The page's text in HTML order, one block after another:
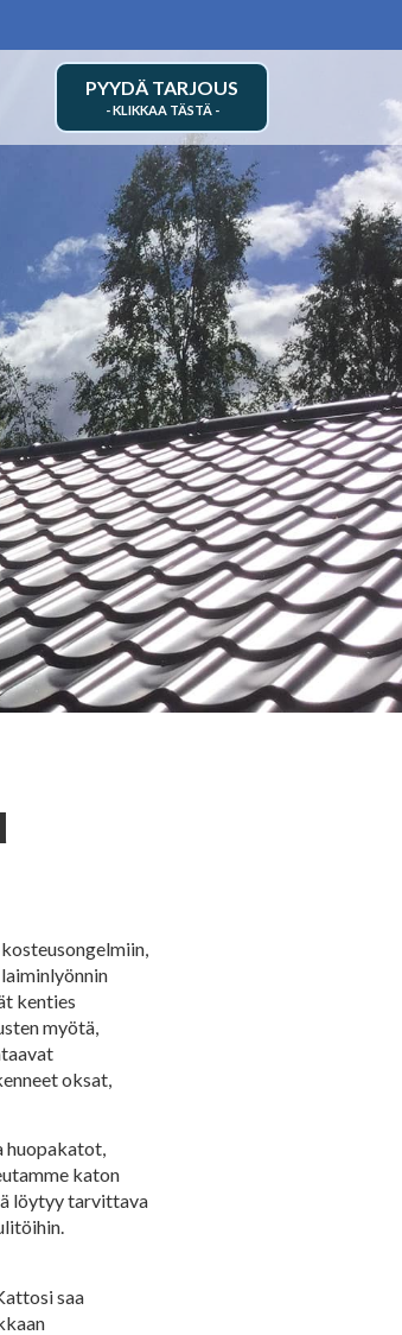
PYYDÄ TARJOUS
kenties
myötä,
oksat,
huopakatot,
katon
löytyy tarvittava
saa